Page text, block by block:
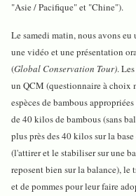
"Asie / Pacifique" et "Chine").
Le samedi matin, nous avons
une vidéo et une présentation
(Global Conservation Tour).
un QCM (questionnaire à choix
espèces de bambous
de 40 kilos de bambous (sans
plus près des 40 kilos sur la
(l'attirer et le stabiliser sur une
reposent bien sur la balance), le
et de pommes pour leur faire